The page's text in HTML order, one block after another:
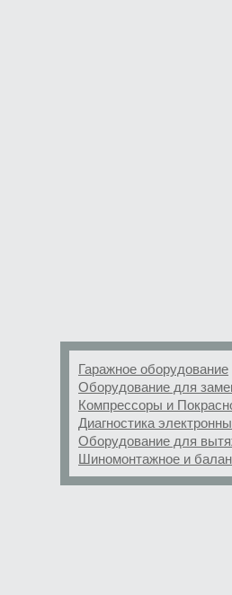
Гаражное оборудование
Оборудование для
Компрессоры и
Диагностика
Оборудование для
Шиномонтажное и